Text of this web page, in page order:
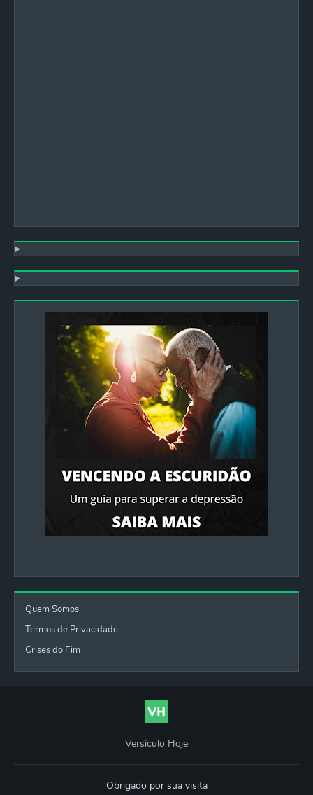
Quem Somos
Termos de Privacidade
Crises do Fim
Versículo Hoje
Obrigado por sua visita